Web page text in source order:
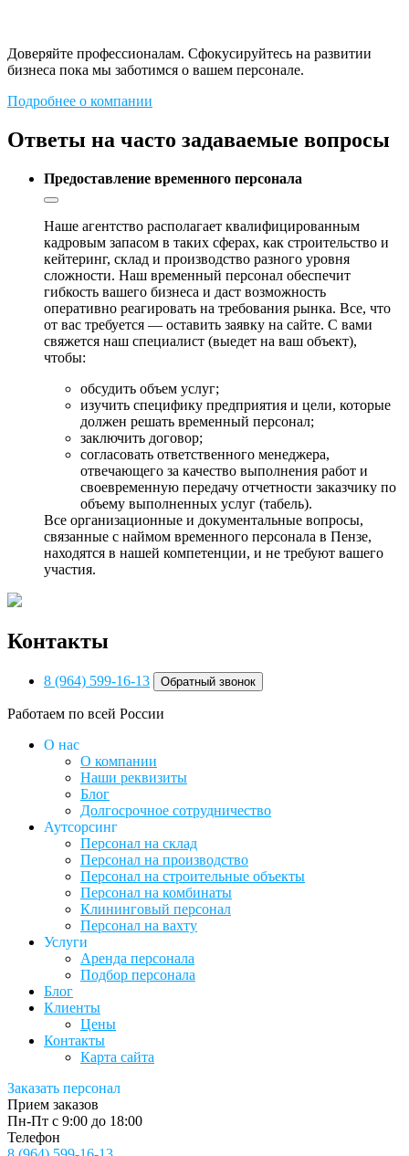
Доверяйте профессионалам. Сфокусируйтесь на развитии
бизнеса пока мы заботимся о вашем персонале.
Подробнее о компании
Ответы на часто задаваемые вопросы
Предоставление временного персонала
Наше агентство располагает квалифицированным
кадровым запасом в таких сферах, как строительство и
кейтеринг, склад и производство разного уровня
сложности. Наш временный персонал обеспечит
гибкость вашего бизнеса и даст возможность
оперативно реагировать на требования рынка. Все, что
от вас требуется — оставить заявку на сайте. С вами
свяжется наш специалист (выедет на ваш объект),
чтобы:
обсудить объем услуг;
изучить специфику предприятия и цели, которые
должен решать временный персонал;
заключить договор;
согласовать ответственного менеджера,
отвечающего за качество выполнения работ и
своевременную передачу отчетности заказчику по
объему выполненных услуг (табель).
Все организационные и документальные вопросы,
связанные с наймом временного персонала в Пензе,
находятся в нашей компетенции, и не требуют вашего
участия.
Контакты
8 (964) 599-16-13 Обратный звонок
Работаем по всей России
О нас
О компании
Наши реквизиты
Блог
Долгосрочное сотрудничество
Аутсорсинг
Персонал на склад
Персонал на производство
Персонал на строительные объекты
Персонал на комбинаты
Клининговый персонал
Персонал на вахту
Услуги
Аренда персонала
Подбор персонала
Блог
Клиенты
Цены
Контакты
Карта сайта
Заказать персонал
Прием заказов
Пн-Пт с 9:00 до 18:00
Телефон